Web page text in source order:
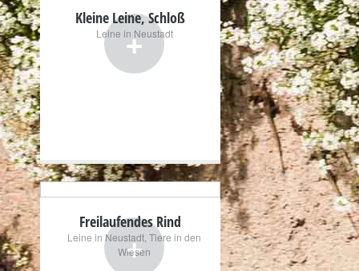
+
Kleine Leine, Schloß
Leine in Neustadt
+
Freilaufendes Rind
Leine in Neustadt Tiere in den
Wiesen